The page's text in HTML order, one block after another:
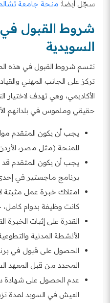
سجّل أيضاً: منحة جامعة
شروط القبول
السويدية
تتسم شروط القبول في هذه
تركز على الجانب المهني
الأكاديمي، وهي تهدف لاختيار
حقيقي وملموس في بلدانهم
يجب أن يكون المتقدم
للمنحة (مثل مصر،
يجب أن يكون المتقدم
برنامج ماجستير في إحدى
كانت وظيفة بدوام
القدرة على إثبات الخبرة
الأنشطة المدنية
الحصول على قبول في
المحدد من قبل المعهد
عدم الحصول على شهادة
العيش في السويد لمدة